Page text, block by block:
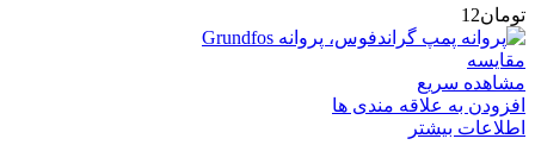
تومان12
مقایسه
مشاهده سریع
افزودن به علاقه مندی ها
اطلاعات بیشتر